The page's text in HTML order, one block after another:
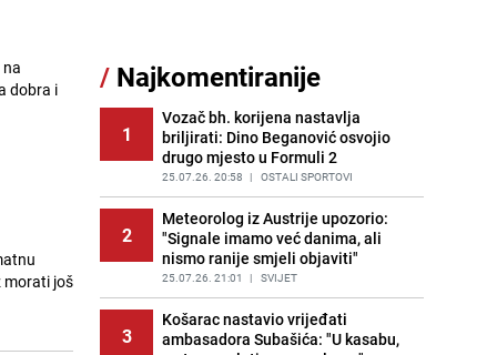
dobra i
morati još
11
Recept za brze uštipke: Ne upijaju
ulje i gotovi su za 30 minuta
PRIJE OKO 12H | RECEPTI
Gosti iz Njemačke napravili požar u
apartmanu u Istri, vlasniku se
smijali i pokazivali srednji prst
PRIJE 2 DANA | REGIJA
Užas u bh. susjedstvu, mladići
bludničili nad maloljetnicom i sve
snimali: "Stari te gleda u lajvu"
PRIJE 2 DANA | REGIJA
/ Najkomentiranije
1
Vozač bh. korijena nastavlja
briljirati: Dino Beganović osvojio
drugo mjesto u Formuli 2
25.07.26. 20:58 | OSTALI SPORTOVI
2
Meteorolog iz Austrije upozorio:
"Signale imamo već danima, ali
nismo ranije smjeli objaviti"
25.07.26. 21:01 | SVIJET
3
Košarac nastavio vrijeđati
ambasadora Subašića: "U kasabu,